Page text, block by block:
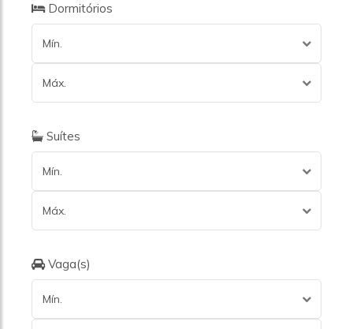
Dormitórios
Mín.
Máx.
Suítes
Mín.
Máx.
Vaga(s)
Mín.